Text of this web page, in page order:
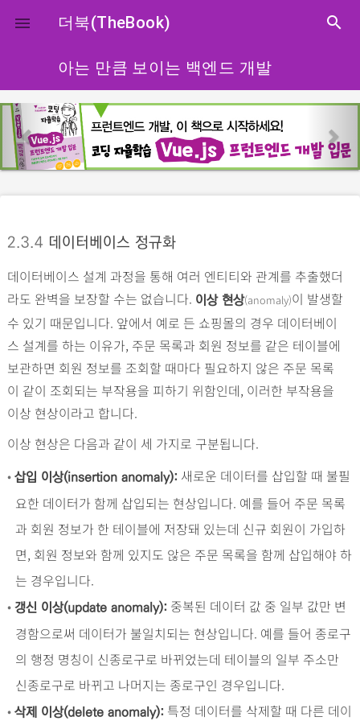
close
 더북(TheBook) search
아는 만큼 보이는 백엔드 개발
p
r
e
u
s
e
x
2.3.4 데이터베이스 정규화
데이터베이스 설계 과정을 통해 여러 엔티티와 관계를 추출했더
라도 완벽을 보장할 수는 없습니다. 이 상 현상(anomaly)이 발생할
수 있기 때문입니다. 앞에서 예로 든 쇼핑몰의 경우 데이터베이
스 설계를 하는 이유가, 주문 목록과 회원 정보를 같은 테이블에
보관하면 회원 정보를 조회할 때마다 필요하지 않은 주문 목록
이 같이 조회되는 부작용을 피하기 위함인데, 이러한 부작용을
이상 현상이라고 합니다.
이상 현상은 다음과 같이 세 가지로 구분됩니다.
• 삽입 이상(insertion anomaly): 새로운 데이터를 삽입할 때 불필
요한 데이터가 함께 삽입되는 현상입니다. 예를 들어 주문 목록
과 회원 정보가 한 테이블에 저장돼 있는데 신규 회원이 가입하
면, 회원 정보와 함께 있지도 않은 주문 목록을 함께 삽입해야 하
는 경우입니다.
• 갱신 이상(update anomaly): 중복된 데이터 값 중 일부 값만 변
경함으로써 데이터가 불일치되는 현상입니다. 예를 들어 종로구
의 행정 명칭이 신종로구로 바뀌었는데 테이블의 일부 주소만
신종로구로 바뀌고 나머지는 종로구인 경우입니다.
• 삭제 이상(delete anomaly): 특정 데이터를 삭제할 때 다른 데이